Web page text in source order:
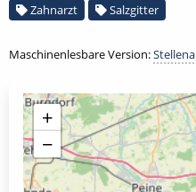
Zahnarzt Salzgitter
Maschinenlesbare Version:
+
−